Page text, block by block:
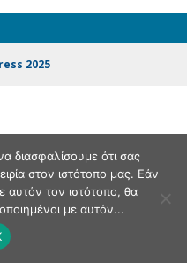
2025
διασφαλίσουμε ότι σας
στον ιστότοπο μας. Εάν
αυτόν τον ιστότοπο, θα
με αυτόν...